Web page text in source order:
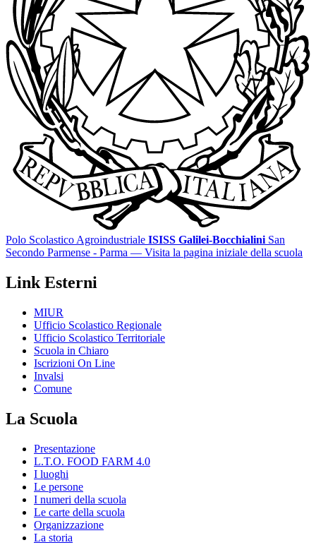
Polo Scolastico Agroindustriale ISISS Galilei-Bocchialini San
Secondo Parmense - Parma — Visita la pagina iniziale della scuola
Link Esterni
MIUR
Ufficio Scolastico Regionale
Ufficio Scolastico Territoriale
Scuola in Chiaro
Iscrizioni On Line
Invalsi
Comune
La Scuola
Presentazione
L.T.O. FOOD FARM 4.0
I luoghi
Le persone
I numeri della scuola
Le carte della scuola
Organizzazione
La storia